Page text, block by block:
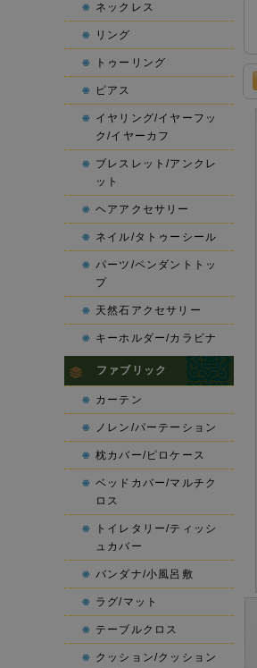
ネックレス
リング
トゥーリング
ピアス
イヤリング/イヤーフッ
ク/イヤーカフ
ブレスレット/アンクレ
ット
ヘアアクセサリー
ネイル/タトゥーシール
パーツ/ペンダントトッ
プ
天然石アクセサリー
キーホルダー/カラビナ
ファブリック
カーテン
ノレン/パーテーション
枕カバー/ピロケース
ベッドカバー/マルチク
ロス
トイレタリー/ティッシ
ュカバー
バンダナ/小風呂敷
ラグ/マット
テーブルクロス
クッション/クッション